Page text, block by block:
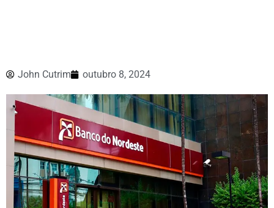
John Cutrim outubro 8, 2024